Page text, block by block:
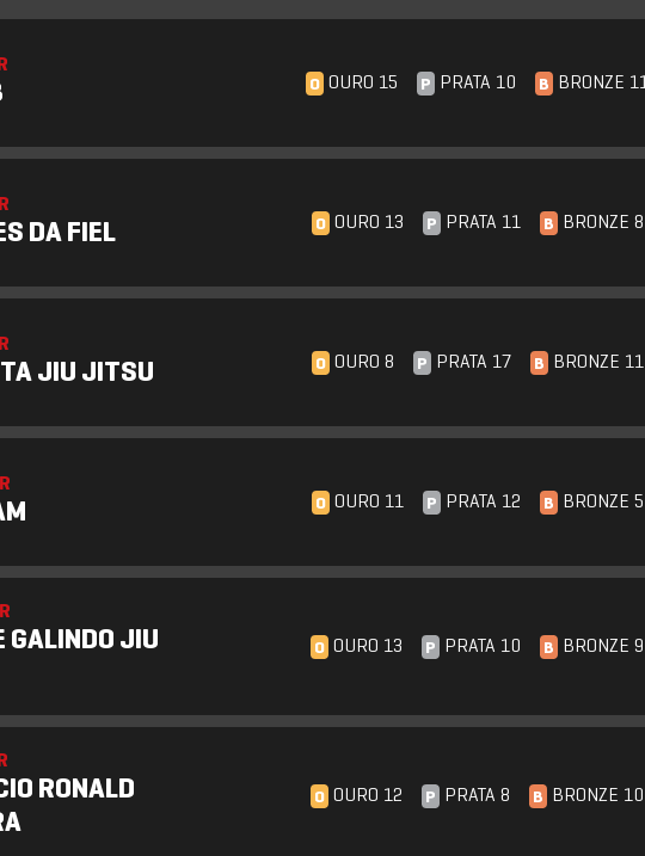
O OURO 15 P PRATA 10 B BRONZE 11
DA FIEL O OURO 13 P PRATA 11 B BRONZE 8
JIU JITSU O OURO 8 P PRATA 17 B BRONZE 11
O OURO 11 P PRATA 12 B BRONZE 5
GALINDO JIU
O OURO 13 P PRATA 10 B BRONZE 9
RONALD
O OURO 12 P PRATA 8 B BRONZE 10